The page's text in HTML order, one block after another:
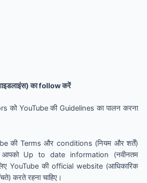
का follow करें
को YouTube की Guidelines का पालन करना
की Terms और conditions (नियम और शर्तें)
Up to date information (नवीनतम
YouTube की official website (आधिकारिक
करते रहना चाहिए।